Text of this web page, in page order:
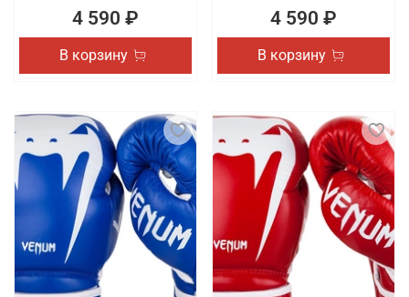
4 590 ₽
В корзину
4 590 ₽
В корзину